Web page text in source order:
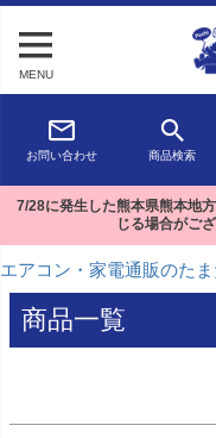
MENU
お問い合わせ 商品検索
7/28に発生した熊本県熊本地
じる場合がご
エアコン・家電通販のたま
商品一覧
予約商品のみを表示
並び順
登録順
価格が安い順
優先度順
レビュー順